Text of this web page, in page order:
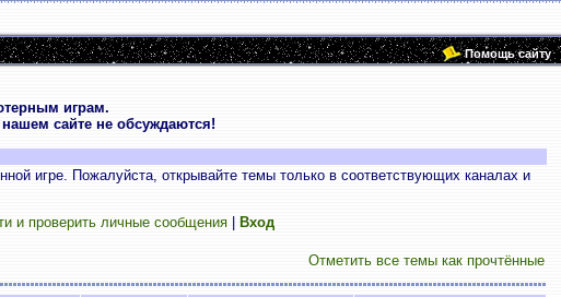
Помощь сайту
играм.
сайте не обсуждаются!
игре. Пожалуйста, открывайте темы только в соответствующих каналах и
и проверить личные сообщения| Вход
Отметить все темы как прочтённые